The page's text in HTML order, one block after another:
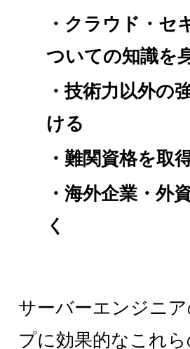
・クラウド・セ
ついての知識を
・技術力以外の
ける
・難関資格を取
・海外企業・外
く
サーバーエンジニ
プに効果的なこれ